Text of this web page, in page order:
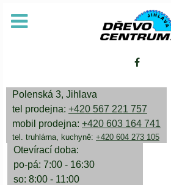
Polenská 3, Jihlava
tel prodejna: +420 567 221 757
mobil prodejna: +420 603 164 741
tel. truhlárna, kuchyně: +420 604 273 105
Otevírací doba:
po-pá: 7:00 - 16:30
so: 8:00 - 11:00